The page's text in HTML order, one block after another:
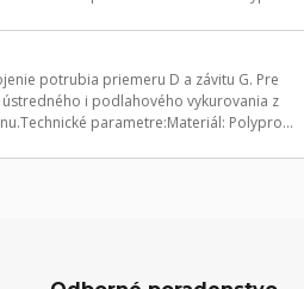
potrubia priemeru D a závitu G. Pre
i podlahového vykurovania z
parametre:Materiál: Polypro...